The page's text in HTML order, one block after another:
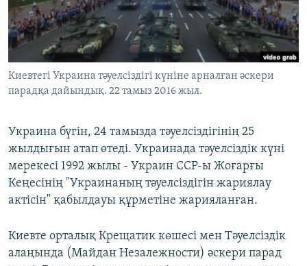
ЖАЗЫЛЫҢЫЗ
Басқа тілдерде
Киевтегі Украина тәуелсіздігі күніне арналған әскери
парадқа дайындық. 22 тамыз 2016 жыл.
Украина бүгін, 24 тамызда тәуелсіздігінің 25
жылдығын атап өтеді. Украинада тәуелсіздік күні
мерекесі 1992 жылы - Украин ССР-ы Жоғарғы
Кеңесінің "Украинаның тәуелсіздігін жариялау
актісін" қабылдауы құрметіне жарияланған.
Киевте орталық Крещатик көшесі мен Тәуелсіздік
алаңында (Майдан Незалежности) әскери парад